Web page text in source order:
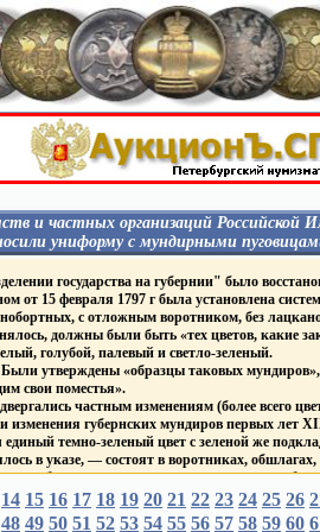
и частных организаций Российской
униформу с мундирными
Польское
Княжество
МИН. ФИНАНСОВ
Фабр. Инсп.
Гос. банки
Пограничная стража
Таможенная и акцизная
службы
МИН. ГОС. ИМУЩЕСТВ
Корпус горных инженеров
ПОЖАРНЫЕ ОБЩЕСТВА
ПОЧТ. - ТЕЛЕГРАФ. ВЕД.
ГРАЖДАНСКИЙ ФЛОТ
Торговый Флот
Яхт-клубы
ГРАЖДАНСКИЕ УЧЕБНЫЕ
ЗАВЕДЕНИЯ
ВУЗы
государства на губернии" было
от 15 февраля 1797 г была установлена
с отложным воротником, без
должны были быть «тех цветов, какие
голубой, палевый и светло-зеленый.
утверждены «образцы таковых
свои поместья».
частным изменениям (более всего
изменения губернских мундиров первых лет
темно-зеленый цвет с зеленой же
в указе, — состоят в воротниках,
и обшлагов устанавливалось восемь
и оранжевый
гражданских губернаторов и вице-
14 15 16 17 18 19 20 21 22 23 24 25 26
48 49 50 51 52 53 54 55 56 57 58 59 60